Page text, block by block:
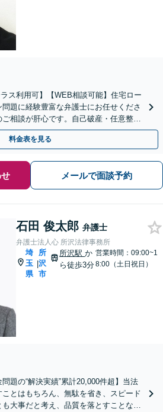
ス利用可】【WEB相談可能】住宅ロー
題に経験豊富な弁護士にお任せくださ
相談が肝心です。自己破産・任意整理
解決を追求します。
料金表を見る
メールで面談予約
石田 俊太郎 弁護士
弁護士法人心 所沢法律事務所
埼
玉
県
|
所
沢
市
所沢駅か
ら徒歩3分
営業時間：09:00~1
8:00（土日祝日）
題の“解決実績”累計20,000件超】当法
とはもちろん、無駄を省き、スピード
大事だと考え、品質を落とすことな